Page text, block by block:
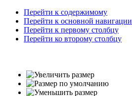
Перейти к содержимому
Перейти к основной навигации
Перейти к первому столбцу
Перейти ко второму столбцу